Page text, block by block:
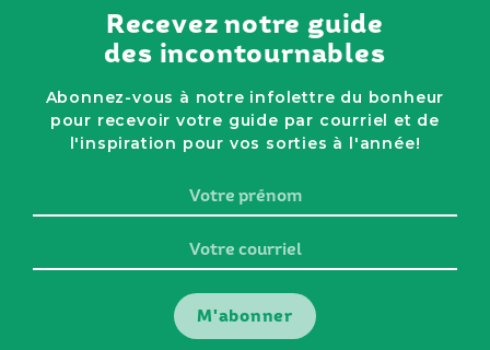
Recevez notre guide
des incontournables
Abonnez-vous à notre infolettre du bonheur
pour recevoir votre guide par courriel et de
l'inspiration pour vos sorties à l'année!
prénom
courriel